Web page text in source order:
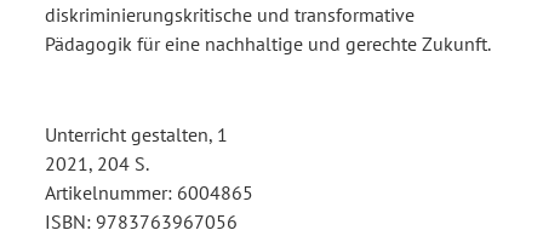
diskriminierungskritische und transformative
Pädagogik für eine nachhaltige und gerechte Zukunft.
Unterricht gestalten, 1
2021, 204 S.
Artikelnummer: 6004865
ISBN: 9783763967056